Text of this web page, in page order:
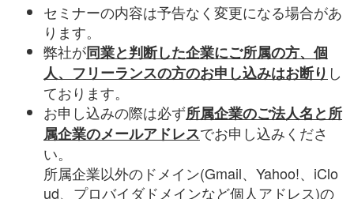
セミナーの内容は予告なく変更になる場合があ
ります。
弊社が同業と判断した企業にご所属の方、個
人、フリーランスの方のお申し込みはお断り し
ております。
お申し込みの際は必ず所属企業のご法人名と所
属企業のメールアドレスでお申し込みくださ
い。
所属企業以外のドメイン(Gmail、 Yahoo!、 iClo
ud、プロバイダドメインなど個人アドレス)の